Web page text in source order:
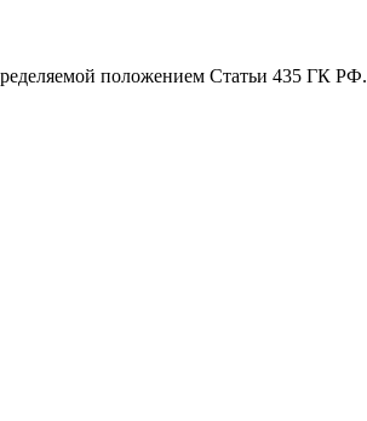
положением Статьи 435 ГК РФ.